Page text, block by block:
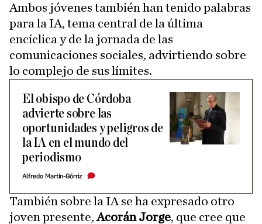
Ambos jóvenes también han tenido palabras
para la IA, tema central de la última
encíclica y de la jornada de las
comunicaciones sociales, advirtiendo sobre
lo complejo de sus límites.
El obispo de Córdoba
advierte sobre las
oportunidades y peligros de
la IA en el mundo del
periodismo
Alfredo Martín-Górriz
También sobre la IA se ha expresado otro
joven presente,Acorán Jorge, que cree que